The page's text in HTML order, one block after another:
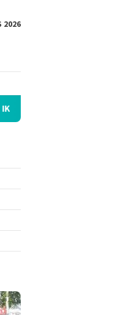
2026
Buktikan Peningkatan Layanan